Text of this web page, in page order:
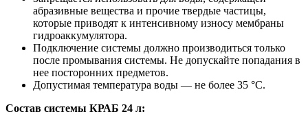
абразивные вещества и прочие твердые частицы,
которые приводят к интенсивному износу мембраны
гидроаккумулятора.
Подключение системы должно производиться только
после промывания системы. Не допускайте попадания в
нее посторонних предметов.
Допустимая температура воды — не более 35 °С.
Состав системы КРАБ 24 л: